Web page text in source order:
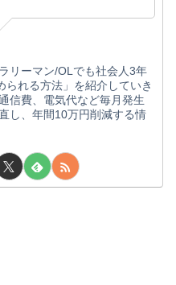
リーマン/OLでも社会人3年
られる方法」を紹介していき
信費、電気代など毎月発生
し、年間10万円削減する情